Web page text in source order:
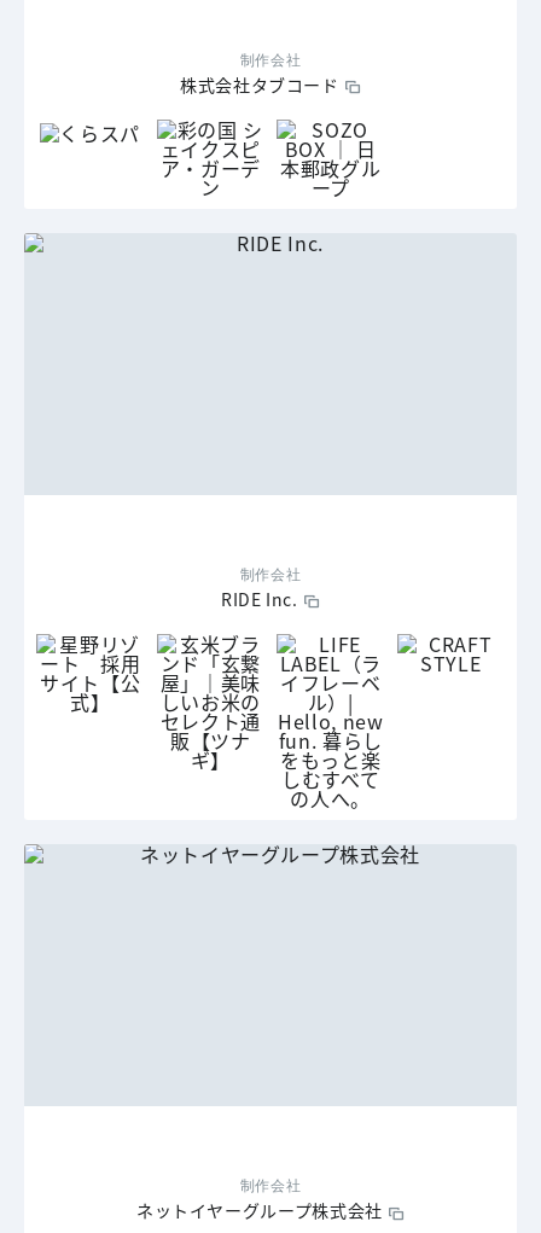
制作会社
株式会社タブコード
制作会社
RIDE Inc.
制作会社
ネットイヤーグループ株式会社